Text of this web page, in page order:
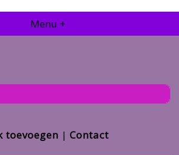
Menu +
toevoegen Contact